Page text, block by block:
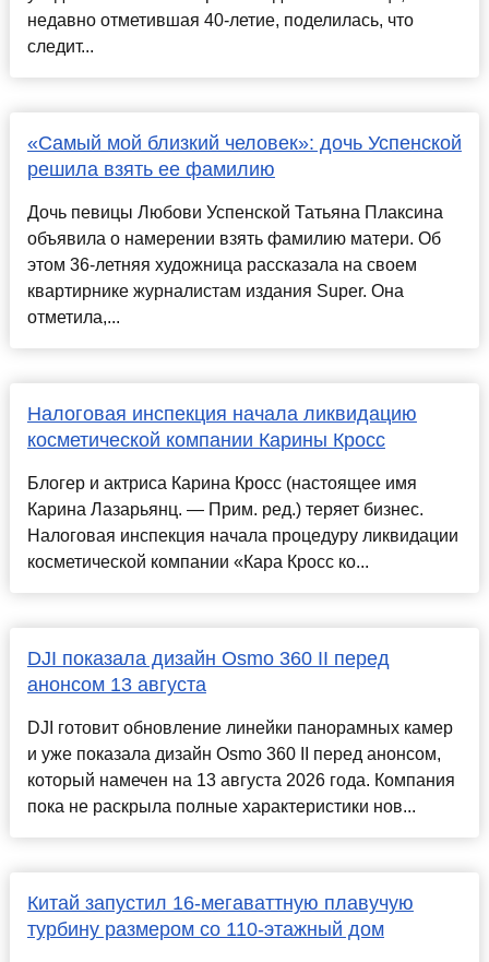
недавно отметившая 40-летие, поделилась, что
следит...
«Самый мой близкий человек»: дочь Успенской
решила взять ее фамилию
Дочь певицы Любови Успенской Татьяна Плаксина
объявила о намерении взять фамилию матери. Об
этом 36-летняя художница рассказала на своем
квартирнике журналистам издания Super. Она
отметила,...
Налоговая инспекция начала ликвидацию
косметической компании Карины Кросс
Блогер и актриса Карина Кросс (настоящее имя
Карина Лазарьянц. — Прим. ред.) теряет бизнес.
Налоговая инспекция начала процедуру ликвидации
косметической компании «Кара Кросс ко...
DJI показала дизайн Osmo 360 II перед
анонсом 13 августа
DJI готовит обновление линейки панорамных камер
и уже показала дизайн Osmo 360 II перед анонсом,
который намечен на 13 августа 2026 года. Компания
пока не раскрыла полные характеристики нов...
Китай запустил 16-мегаваттную плавучую
турбину размером со 110-этажный дом